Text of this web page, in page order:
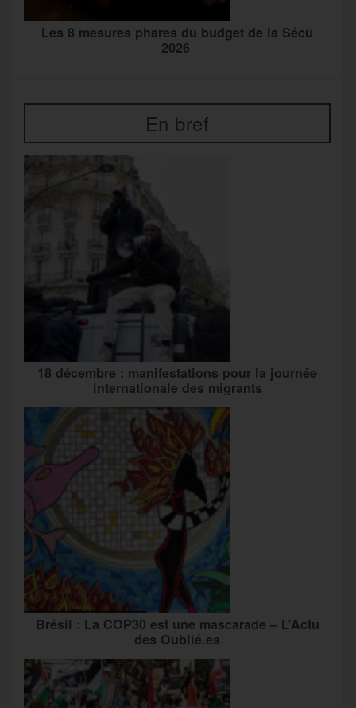
Les 8 mesures phares du budget de la Sécu
2026
En bref
18 décembre : manifestations pour la journée
internationale des migrants
Brésil : La COP30 est une mascarade – L’Actu
des Oublié.es